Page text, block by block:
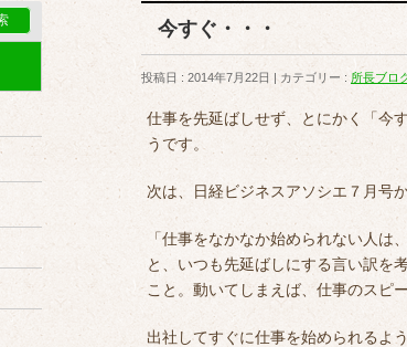
今すぐ・・・
投稿日 : 2014年7月22日 カテゴリー : 所長ブロ
仕事を先延ばしせず、とにかく「今
うです。
次は、日経ビジネスアソシエ７月号
「仕事をなかなか始められない人
と、いつも先延ばしにする言い訳を
こと。動いてしまえば、仕事のスピ
出社してすぐに仕事を始められるよ